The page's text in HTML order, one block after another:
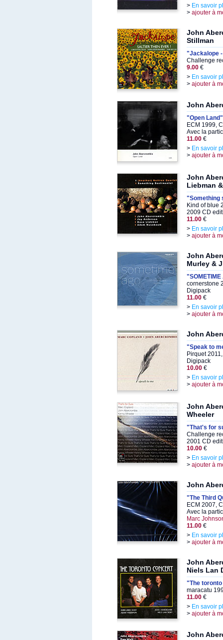
> En savoir
> ajouter à
John
Stillman
"Jackalope
Challenge
9.00 €
> En savoir
> ajouter à
John
"Open Land"
ECM 1999,
Avec la
11.00 €
> En savoir
> ajouter à
John
Liebman
"Something
Kind of blue
2009 CD
11.00 €
> En savoir
> ajouter à
John
Murley &
"SOMETIME
cornerstone
Digipack
11.00 €
> En savoir
> ajouter à
John
"Speak to
Pirquet
Digipack
10.00 €
> En savoir
> ajouter à
John
Wheeler
"That's for
Challenge
2001 CD
10.00 €
> En savoir
> ajouter à
John
"The Third
ECM 2007,
Avec la
Marc
11.00 €
> En savoir
> ajouter à
John
Niels Lan
"The
maracatu
11.00 €
> En savoir
> ajouter à
John